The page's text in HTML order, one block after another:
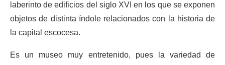
laberinto de edificios del siglo XVI en los que se exponen
objetos de distinta índole relacionados con la historia de
la capital escocesa.
Es un museo muy entretenido, pues la variedad de